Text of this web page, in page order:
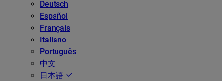
Deutsch
Español
Français
Italiano
Português
中文
日本語